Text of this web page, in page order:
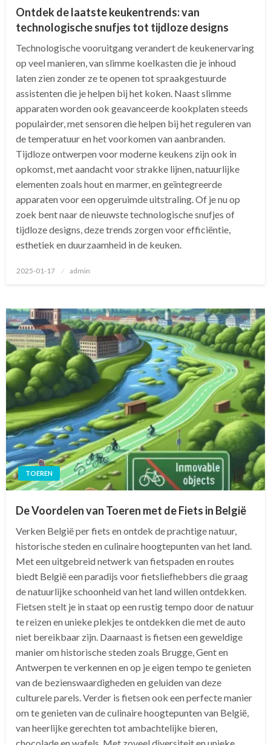
Ontdek de laatste keukentrends: van
technologische snufjes tot tijdloze designs
Technologische vooruitgang verandert de keukenervaring
op veel manieren, van slimme koelkasten die je inhoud
laten zien zonder ze te openen tot spraakgestuurde
assistenten die je helpen bij het koken. Naast slimme
apparaten worden ook geavanceerde kookplaten steeds
populairder, met sensoren die helpen bij het reguleren van
de temperatuur en het voorkomen van aanbranden.
Tijdloze ontwerpen voor moderne keukens zijn ook in
opkomst, met aandacht voor strakke lijnen, natuurlijke
elementen zoals hout en marmer, en geïntegreerde
apparaten voor een opgeruimde uitstraling. Of je nu op
zoek bent naar de nieuwste technologische snufjes of
tijdloze designs, deze trends zorgen voor efficiëntie,
esthetiek en duurzaamheid in de keuken.
Geplaatst
2025-01-17 admin
TOEREN
De Voordelen van Toeren met de Fiets in België
Verken België per fiets en ontdek de prachtige natuur,
historische steden en culinaire hoogtepunten van het land.
Met een uitgebreid netwerk van fietspaden en routes
biedt België een paradijs voor fietsliefhebbers die graag
de natuurlijke schoonheid van het land willen ontdekken.
Fietsen stelt je in staat op een rustig tempo door de natuur
te reizen en unieke plekjes te ontdekken die met de auto
niet bereikbaar zijn. Daarnaast is fietsen een geweldige
manier om historische steden zoals Brugge, Gent en
Antwerpen te verkennen en op je eigen tempo te genieten
van de bezienswaardigheden en geluiden van deze
culturele parels. Verder is fietsen ook een perfecte manier
om te genieten van de culinaire hoogtepunten van België,
van heerlijke gerechten tot ambachtelijke bieren,
chocolade en wafels. Met zoveel diversiteit en unieke